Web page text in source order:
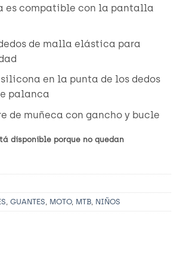
es compatible con la pantalla
de malla elástica para
en la punta de los dedos
palanca
de muñeca con gancho y bucle
disponible porque no quedan
, GUANTES, MOTO, MTB, NIÑOS